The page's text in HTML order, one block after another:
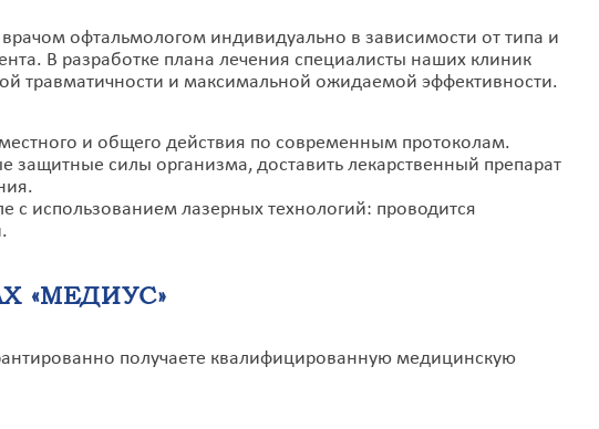
офтальмологом индивидуально в зависимости от типа и
В разработке плана лечения специалисты наших клиник
травматичности и максимальной ожидаемой эффективности.
и общего действия по современным протоколам.
защитные силы организма, доставить лекарственный препарат
с использованием лазерных технологий: проводится
«МЕДИУС»
получаете квалифицированную медицинскую